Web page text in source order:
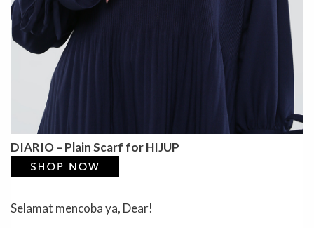
DIARIO – Plain Scarf for HIJUP
Selamat mencoba ya, Dear!